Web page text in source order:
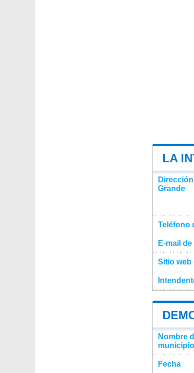
LA
Grande
Teléfono
E-mail
Sitio web
Nombre
Fecha